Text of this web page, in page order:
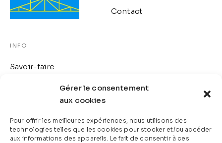
Gérer le consentement
aux cookies
Pour offrir les meilleures expériences, nous utilisons des
technologies telles que les cookies pour stocker et/ou accéder
aux informations des appareils. Le fait de consentir à ces
Contact
INFO
Savoir-faire
Création de décors
CONTACT